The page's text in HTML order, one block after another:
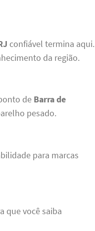
confiável termina aqui.
da região.
de Barra de
pesado.
para marcas
que você saiba